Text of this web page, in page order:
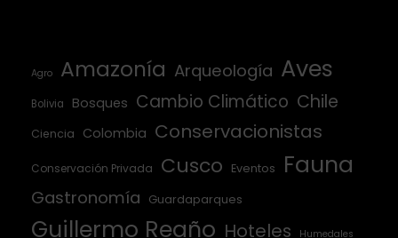
Agro Amazonía Arqueología Aves
Bolivia Bosques Cambio Climático Chile
Ciencia Colombia Conservacionistas
Conservación Privada Cusco Eventos Fauna
Gastronomía Guardaparques
Guillermo Reaño Hoteles Humedales